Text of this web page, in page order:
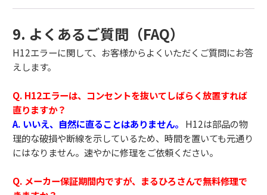
9. よくあるご質問（FAQ）
H12エラーに関して、お客様からよくいただくご質問にお答
えします。
Q. H12エラーは、コンセントを抜いてしばらく放置すれば
直りますか？
A. いいえ、自然に直ることはありません。 H12は部品の物
理的な破損や断線を示しているため、時間を置いても元通り
にはなりません。速やかに修理をご依頼ください。
Q. メーカー保証期間内ですが、まるひろさんで無料修理で